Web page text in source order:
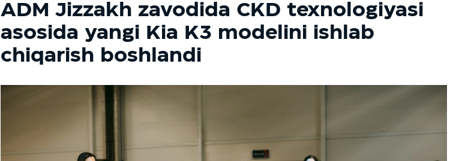
ADM Jizzakh zavodida CKD texnologiyasi
asosida yangi Kia K3 modelini ishlab
chiqarish boshlandi